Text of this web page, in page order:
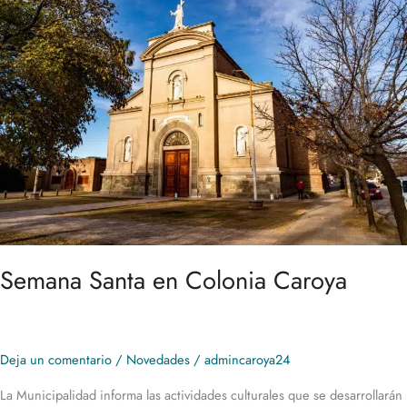
Semana Santa en Colonia Caroya
Deja un comentario / Novedades / admincaroya24
La Municipalidad informa las actividades culturales que se desarrollarán
Santa
en
Colonia
Caroya